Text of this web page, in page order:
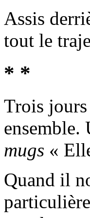
Assis
tout le
* *
Trois
ensemble.
mugs «
Quand il